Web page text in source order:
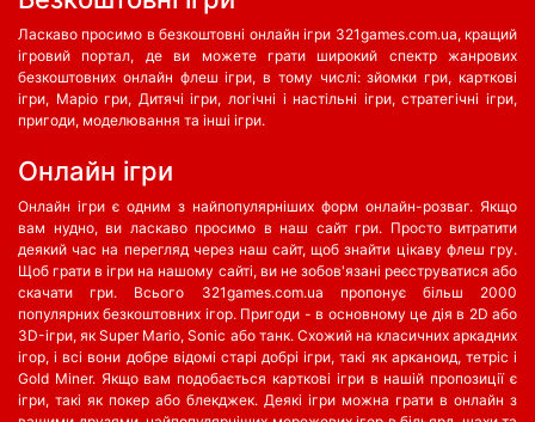
Ласкаво просимо в безкоштовні онлайн ігри 321games.com.ua, кращий
ігровий портал, де ви можете грати широкий спектр жанрових
безкоштовних онлайн флеш ігри, в тому числі: зйомки гри, карткові
ігри, Маріо гри, Дитячі ігри, логічні і настільні ігри, стратегічні ігри,
пригоди, моделювання та інші ігри.
Oнлайн ігри
Онлайн ігри є одним з найпопулярніших форм онлайн-розваг. Якщо
вам нудно, ви ласкаво просимо в наш сайт гри. Просто витратити
деякий час на перегляд через наш сайт, щоб знайти цікаву флеш гру.
Щоб грати в ігри на нашому сайті, ви не зобов'язані реєструватися або
скачати гри. Всього 321games.com.ua пропонує більш 2000
популярних безкоштовних ігор. Пригоди - в основному це дія в 2D або
3D-ігри, як Super Mario, Sonic або танк. Схожий на класичних аркадних
ігор, і всі вони добре відомі старі добрі ігри, такі як арканоид, тетріс і
Gold Miner. Якщо вам подобається карткові ігри в нашій пропозиції є
ігри, такі як покер або блекджек. Деякі ігри можна грати в онлайн з